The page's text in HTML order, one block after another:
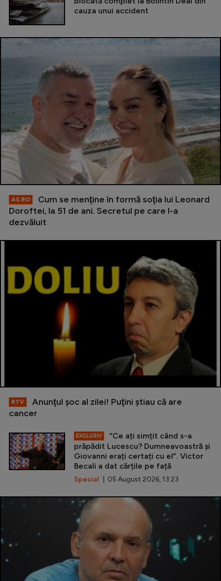
cauza unui accident
AS.RO
Cum se menţine în formă soţia lui Leonard
Doroftei, la 51 de ani. Secretul pe care l-a
dezvăluit
RTV
Anunţul şoc al zilei! Puţini ştiau că are
cancer
EXCLUSIV
”Ce ați simțit când s-a
prăpădit Lucescu? Dumneavoastră și
Giovanni erați certați cu el”. Victor
Becali a dat cărțile pe față
Special | 05 August 2026, 13:23